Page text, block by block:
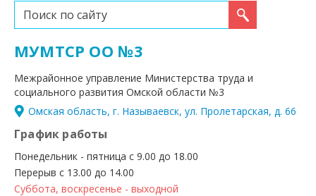
Искать...
МУМТСР ОО №3
Межрайонное управление Министерства труда и
социального развития Омской области №3
Омская область, г. Называевск, ул. Пролетарская, д. 66
График работы
Понедельник - пятница с 9.00 до 18.00
Перерыв с 13.00 до 14.00
Суббота, воскресенье - выходной